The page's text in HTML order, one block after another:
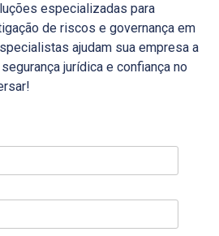
especializadas para
de riscos e governança em
ajudam sua empresa a
jurídica e confiança no